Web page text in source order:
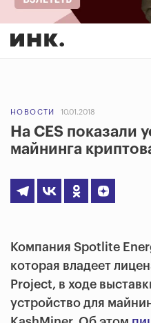
НОВОСТИ 10.01.2018
На CES показали
майнинга
Компания Spotlite
которая владеет
Project, в ходе
устройство для